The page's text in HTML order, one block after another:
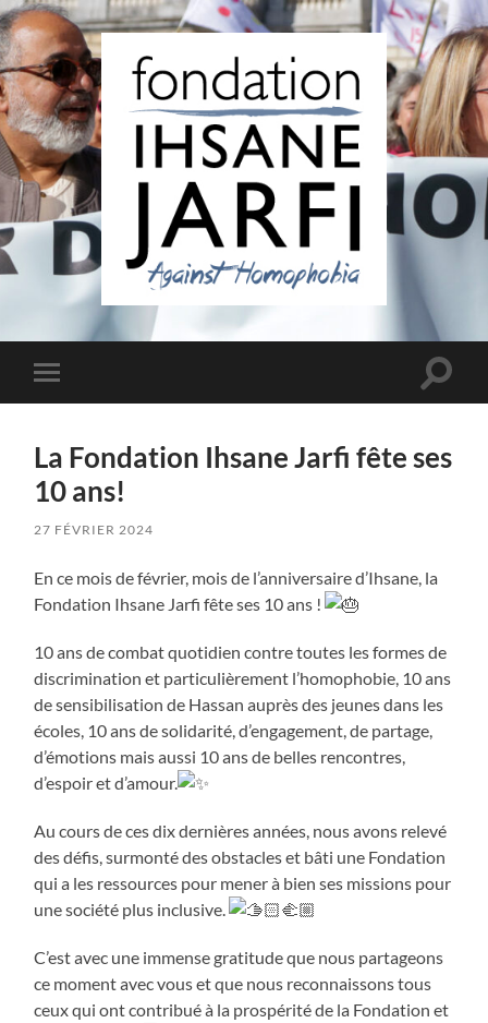
Fondation
Ihsane
Jarfi
Toggle
mobile
Toggle
La Fondation Ihsane Jarfi fête ses
10 ans!
27 FÉVRIER 2024
En ce mois de février, mois de l’anniversaire d’Ihsane, la
Fondation Ihsane Jarfi fête ses 10 ans !
10 ans de combat quotidien contre toutes les formes de
discrimination et particulièrement l’homophobie, 10 ans
de sensibilisation de Hassan auprès des jeunes dans les
écoles, 10 ans de solidarité, d’engagement, de partage,
d’émotions mais aussi 10 ans de belles rencontres,
d’espoir et d’amour.
Au cours de ces dix dernières années, nous avons relevé
des défis, surmonté des obstacles et bâti une Fondation
qui a les ressources pour mener à bien ses missions pour
une société plus inclusive.
C’est avec une immense gratitude que nous partageons
ce moment avec vous et que nous reconnaissons tous
ceux qui ont contribué à la prospérité de la Fondation et